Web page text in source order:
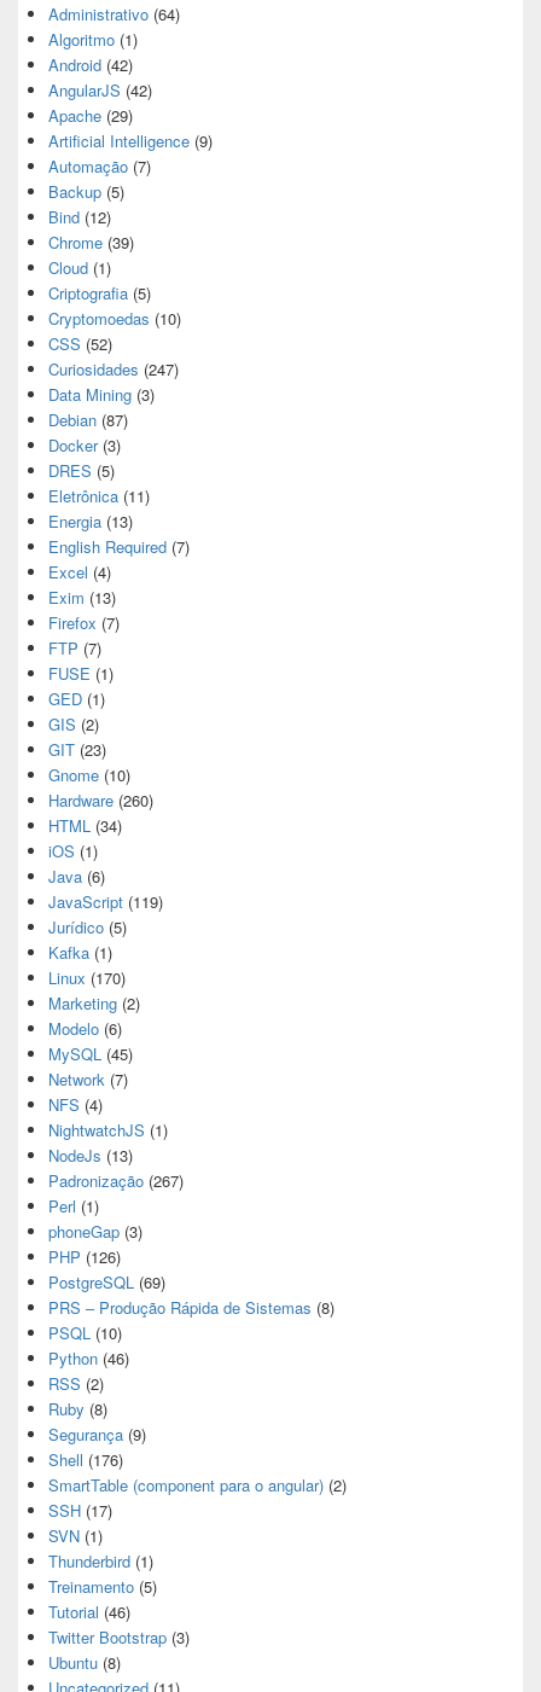
Administrativo (64)
Algoritmo (1)
Android (42)
AngularJS (42)
Apache (29)
Artificial Intelligence (9)
Automação (7)
Backup (5)
Bind (12)
Chrome (39)
Cloud (1)
Criptografia (5)
Cryptomoedas (10)
CSS (52)
Curiosidades (247)
Data Mining (3)
Debian (87)
Docker(3)
DRES (5)
Eletrônica (11)
Energia (13)
English Required (7)
Excel (4)
Exim (13)
Firefox (7)
FTP (7)
FUSE (1)
GED (1)
GIS (2)
GIT (23)
Gnome (10)
Hardware (260)
HTML (34)
iOS (1)
Java (6)
JavaScript (119)
Jurídico (5)
Kafka (1)
Linux (170)
Marketing (2)
Modelo (6)
MySQL (45)
Network (7)
NFS (4)
NightwatchJS (1)
NodeJs (13)
Padronização (267)
Perl (1)
phoneGap (3)
PHP (126)
PostgreSQL (69)
PRS – Produção Rápida de Sistemas (8)
PSQL (10)
Python (46)
RSS (2)
Ruby (8)
Segurança (9)
Shell (176)
SmartTable (component para o angular) (2)
SSH (17)
SVN (1)
Thunderbird (1)
Treinamento (5)
Tutorial (46)
Twitter Bootstrap (3)
Ubuntu (8)
Uncategorized (11)